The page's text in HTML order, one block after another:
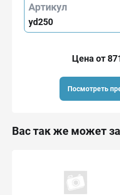
Артикул
yd250
Цена от
Посмотреть
Вас так же может